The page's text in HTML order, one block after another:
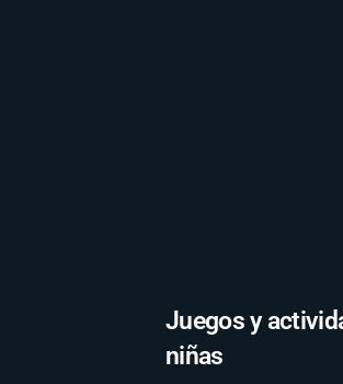
Juegos y
niñas